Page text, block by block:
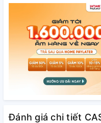
Đánh giá chi tiết